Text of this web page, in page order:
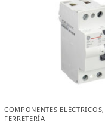
COMPONENTES ELÉCTRICOS,
FERRETERÍA